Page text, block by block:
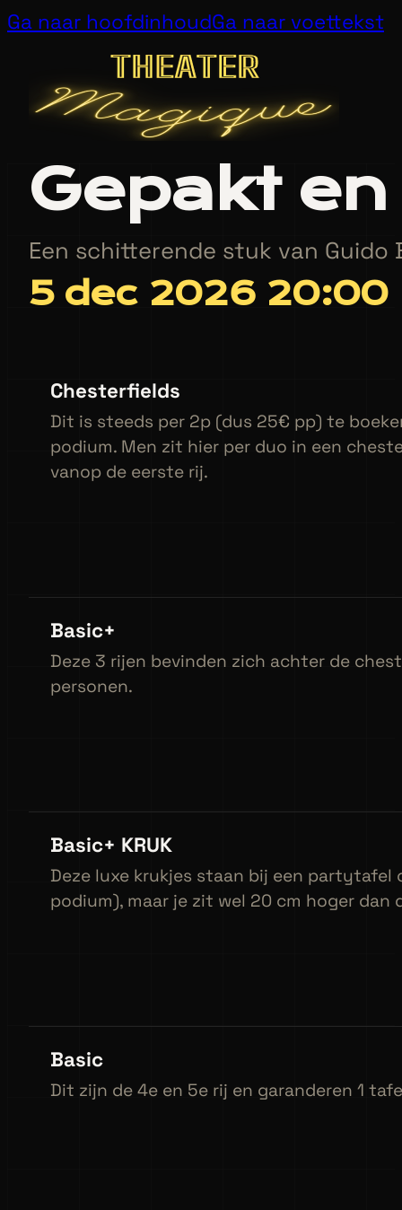
Ga naar hoofdinhoudGa naar voettekst
Gepakt
Een schitterende stuk van Guido
5 dec 2026 20:00
Chesterfields
Dit is steeds per 2p (dus 25€ pp) te
podium. Men zit hier per duo in een
vanop de eerste rij.
Basic+
Deze 3 rijen bevinden zich achter de
personen.
Basic+ KRUK
Deze luxe krukjes staan bij een
podium), maar je zit wel 20 cm hoger dan
Basic
Dit zijn de 4e en 5e rij en garanderen 1